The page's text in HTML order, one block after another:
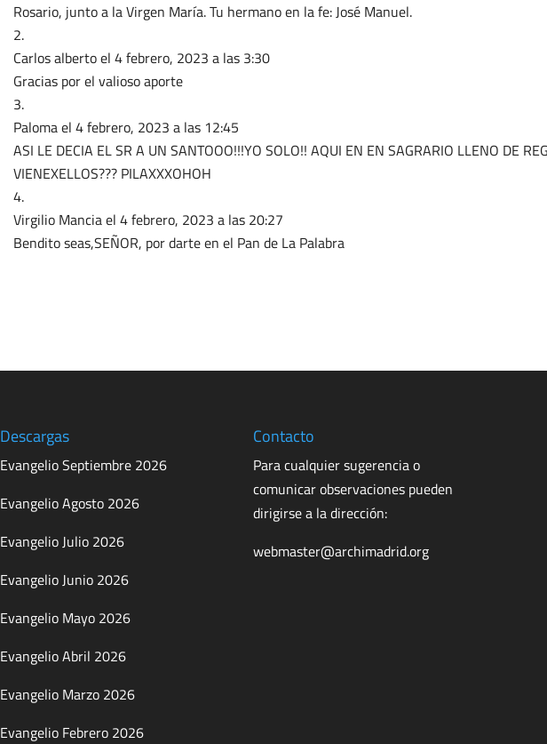
Rosario, junto a la Virgen María. Tu hermano en la fe: José Manuel.
Carlos albertoel 4 febrero, 2023 a las 3:30
Gracias por el valioso aporte
Paloma️️️el 4 febrero, 2023 a las 12:45
ASI LE DECIA EL SR A UN SANTOOO!!!YO SOLO!! AQUI EN EN SAGRARIO LLENO DE
VIENEXELLOS??? PILAXXXOHOH
Virgilio Manciael 4 febrero, 2023 a las 20:27
Bendito seas,SEÑOR, por darte en el Pan de La Palabra
Descargas
Evangelio Septiembre 2026
Evangelio Agosto 2026
Evangelio Julio 2026
Evangelio Junio 2026
Evangelio Mayo 2026
Evangelio Abril 2026
Evangelio Marzo 2026
Evangelio Febrero 2026
Contacto
Para cualquier sugerencia o
comunicar observaciones pueden
dirigirse a la dirección:
webmaster@archimadrid.org